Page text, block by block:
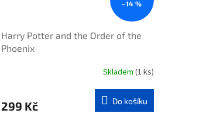
–14 %
Harry Potter and the Order of the
Phoenix
Skladem (1 ks)
299 Kč Do košíku